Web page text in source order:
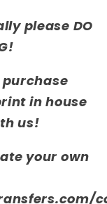
please DO
in house
us!
your own